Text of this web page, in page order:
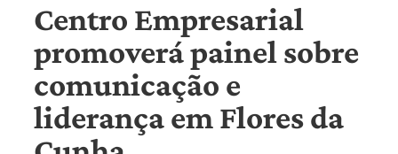
Centro Empresarial
promoverá painel sobre
comunicação e
liderança em Flores da